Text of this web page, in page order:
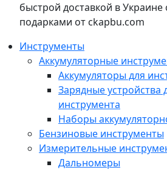
быстрой доставкой в Украине
подарками от ckapbu.com
Инструменты
Аккумуляторные
Аккумуляторы для
Зарядные устройства
инструмента
Наборы
Бензиновые инструменты
Измерительные
Дальномеры